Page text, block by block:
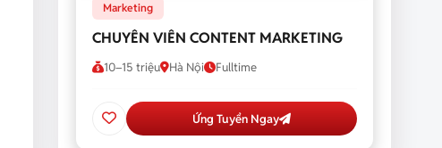
Marketing
CHUYÊN VIÊN CONTENT MARKETING
10–15 triệu Hà Nội Fulltime
Ứng Tuyển Ngay